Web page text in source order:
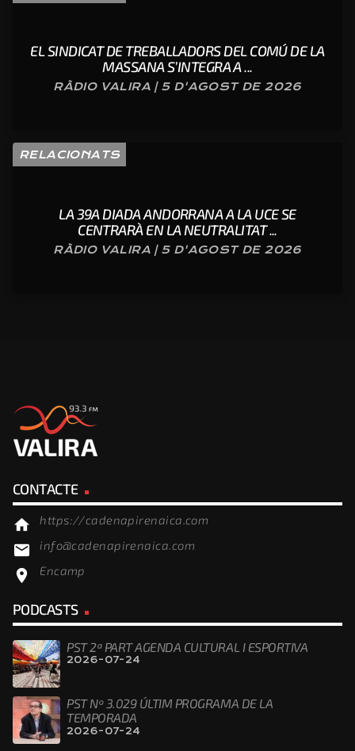
EL SINDICAT DE TREBALLADORS DEL COMÚ DE LA
MASSANA S’INTEGRA A ...
RÀDIO VALIRA | 5 D'AGOST DE 2026
RELACIONATS
LA 39A DIADA ANDORRANA A LA UCE SE
CENTRARÀ EN LA NEUTRALITAT ...
RÀDIO VALIRA | 5 D'AGOST DE 2026
CONTACTE
home https://cadenapirenaica.com
email info@cadenapirenaica.com
location_on Encamp
PODCASTS
PST 2ª PART AGENDA CULTURAL I ESPORTIVA
2026-07-24
PST Nº 3.029 ÚLTIM PROGRAMA DE LA
TEMPORADA
2026-07-24